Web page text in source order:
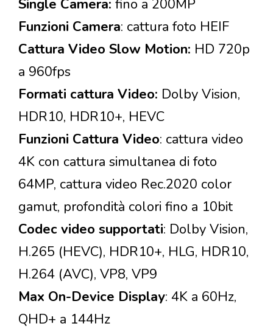
Single Camera: fino a 200MP
Funzioni Camera: cattura foto HEIF
Cattura Video Slow Motion: HD 720p
a 960fps
Formati cattura Video: Dolby Vision,
HDR10, HDR10+, HEVC
Funzioni Cattura Video: cattura video
4K con cattura simultanea di foto
64MP, cattura video Rec.2020 color
gamut, profondità colori fino a 10bit
Codec video supportati: Dolby Vision,
H.265 (HEVC), HDR10+, HLG, HDR10,
H.264 (AVC), VP8, VP9
Max On-Device Display: 4K a 60Hz,
QHD+ a 144Hz